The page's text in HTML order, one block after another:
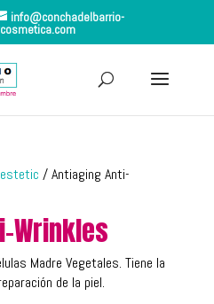
info@conchadelbarrio-
/ Antiaging Anti-
Wrinkles
Madre Vegetales. Tiene la
de la piel.